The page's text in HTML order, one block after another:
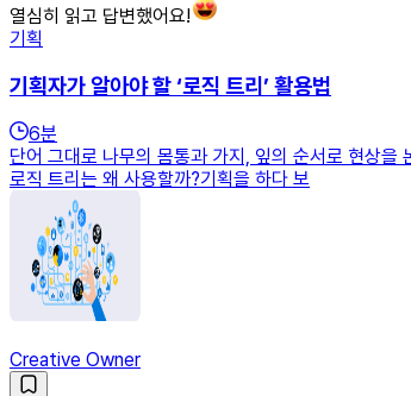
열심히 읽고 답변했어요!
기획
기획자가 알아야 할 ‘로직 트리’ 활용법
6분
단어 그대로 나무의 몸통과 가지, 잎의 순서로 현상
로직 트리는 왜 사용할까?기획을 하다 보
Creative Owner